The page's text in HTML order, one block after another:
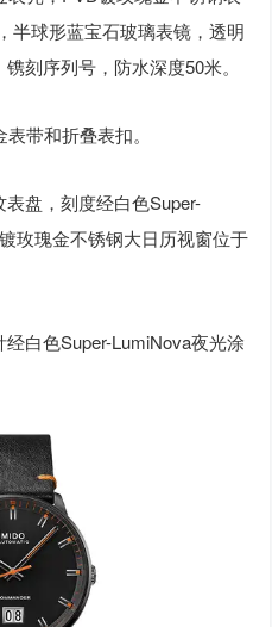
半球形蓝宝石玻璃表镜，透明
刻序列号，防水深度50米。
带和折叠表扣。
盘，刻度经白色Super-
玫瑰金不锈钢大日历视窗位于
白色Super-LumiNova夜光涂